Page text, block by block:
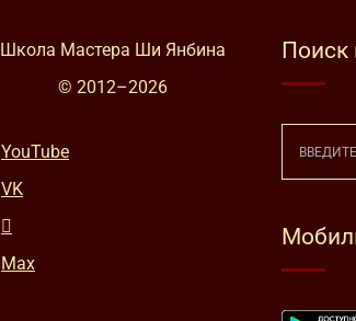
Школа Мастера Ши Янбина
© 2012–2026
YouTube
VK
Max
Поиск